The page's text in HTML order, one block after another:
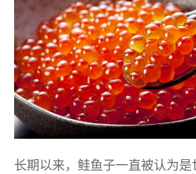
长期以来，鲑鱼子一直被认为